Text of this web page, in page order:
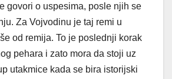
govori o uspesima, posle njih se
Za Vojvodinu je taj remi u
od remija. To je poslednji korak
pehara i zato mora da stoji uz
utakmice kada se bira istorijski